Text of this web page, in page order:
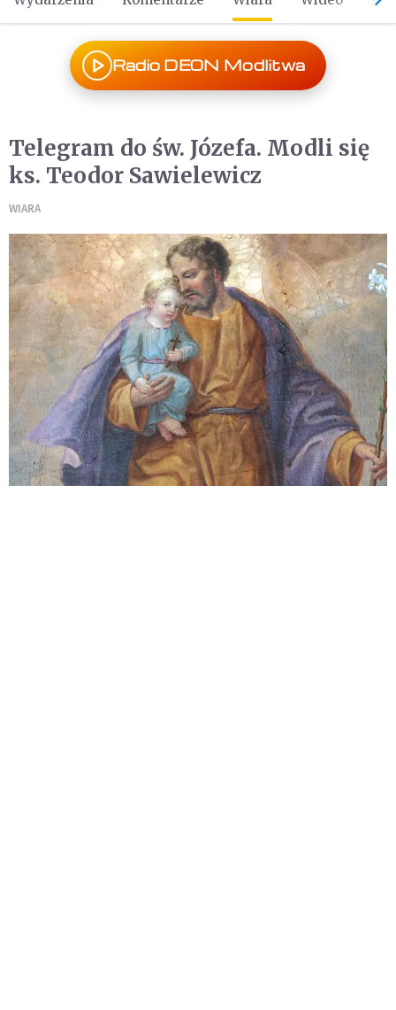
Radio DEON Modlitwa
Telegram do św. Józefa. Modli się
ks. Teodor Sawielewicz
WIARA